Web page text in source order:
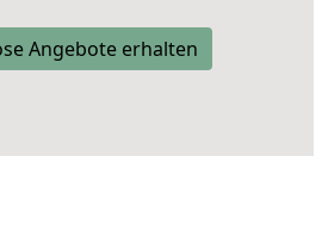
Angebote erhalten